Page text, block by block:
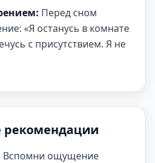
Перед сном
«Я останусь в комнате
с присутствием. Я не
рекомендации
Вспомни ощущение